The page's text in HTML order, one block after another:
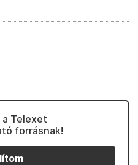
Telexet
forrásnak!